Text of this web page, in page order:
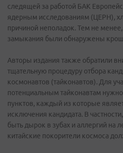
следящей за работой БАК
ядерным исследованиям (ЦЕРН),
причиной неполадок. Тем не
замыкания были обнаружены
Авторы издания также обратили
тщательную процедуру отбора
космонавтов (тайконавтов). Для
потенциальным тайконавтам нужно
пунктов, каждый из которые
исключения кандидата. В
быть дырок в зубах и аллергий на
китайские покорители космоса